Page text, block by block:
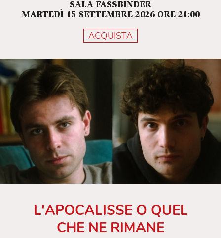
SALA FASSBINDER
MARTEDÌ 15 SETTEMBRE 2026 ORE 21:00
ACQUISTA
L'APOCALISSE O QUEL
CHE NE RIMANE